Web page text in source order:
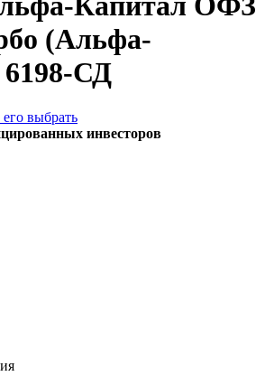
(Альфа-
СД
выбрать
инвесторов